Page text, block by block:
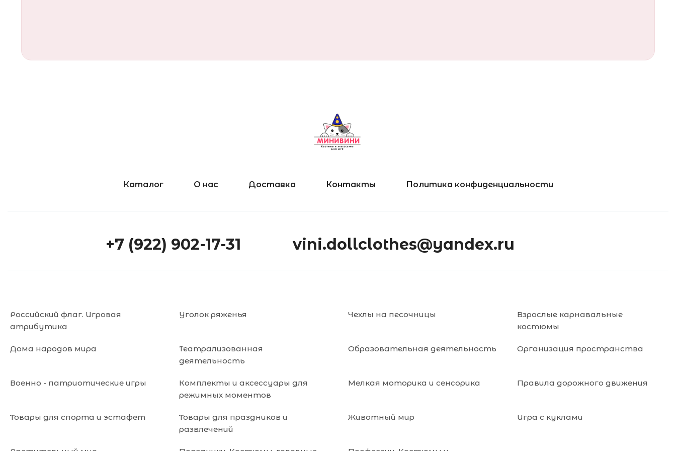
Каталог О нас Доставка Контакты Политика конфиденциальности
+7 (922) 902-17-31 vini.dollclothes@yandex.ru
Российский флаг. Игровая
атрибутика
Уголок ряженья Чехлы на песочницы
Взрослые карнавальные
костюмы
Дома народов мира
Театрализованная
деятельность
Образовательная деятельность Организация пространства
Военно - патриотические игры
Комплекты и аксессуары для
режимных моментов
Мелкая моторика и сенсорика Правила дорожного движения
Товары для спорта и эстафет
Товары для праздников и
развлечений
Животный мир Игра с куклами